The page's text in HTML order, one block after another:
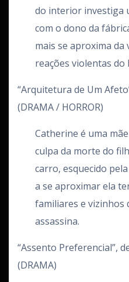
do interior investiga
com o dono da
mais se aproxima da
reações violentas do
“Arquitetura de Um
(DRAMA / HORROR)
Catherine é uma
culpa da morte do
carro, esquecido
a se aproximar ela
familiares e vizinhos
assassina.
“Assento Preferencial”,
(DRAMA)